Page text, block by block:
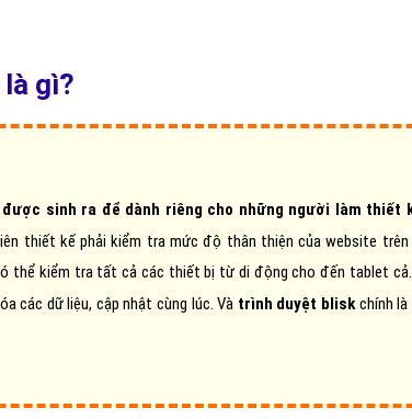
gì?
sinh ra để dành riêng cho những người làm thiết
thiết kế phải kiểm tra mức độ thân thiện của website
thể kiểm tra tất cả các thiết bị từ di động cho đến tablet
các dữ liệu, cập nhật cùng lúc. Và trình duyệt bliskchính là